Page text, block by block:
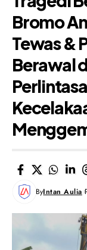
Bromo
Tewas &
Berawal
ByIntan Aulia